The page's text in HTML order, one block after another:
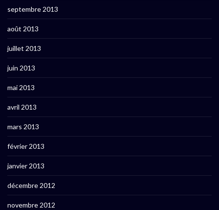
septembre 2013
août 2013
juillet 2013
juin 2013
mai 2013
avril 2013
mars 2013
février 2013
janvier 2013
décembre 2012
novembre 2012